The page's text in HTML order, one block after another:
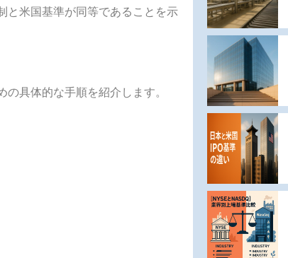
と米国基準が同等であることを示
具体的な手順を紹介します。